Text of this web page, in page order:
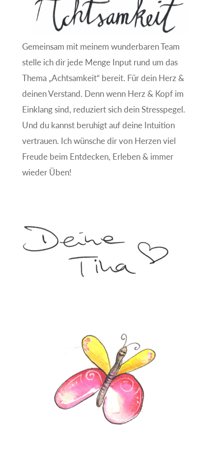
Gemeinsam mit meinem wunderbaren Team
stelle ich dir jede Menge Input rund um das
Thema „Achtsamkeit“ bereit. Für dein Herz &
deinen Verstand. Denn wenn Herz & Kopf im
Einklang sind, reduziert sich dein Stresspegel.
Und du kannst beruhigt auf deine Intuition
vertrauen. Ich wünsche dir von Herzen viel
Freude beim Entdecken, Erleben & immer
wieder Üben!